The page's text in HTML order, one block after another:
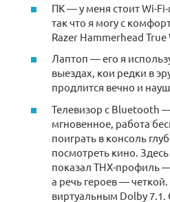
ПК — у меня стоит Wi-
так что я могу с
Razer Hammerhead True
Лаптоп — его я
выездах, кои редки в
продлится вечно и
Телевизор с Bluetooth
мгновенное, работа
поиграть в консоль
посмотреть кино.
показал THX-профиль
а речь героев —
виртуальным Dolby